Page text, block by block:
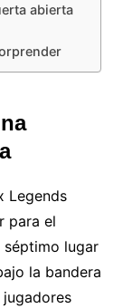
abierta
Legends
para el
séptimo lugar
la bandera